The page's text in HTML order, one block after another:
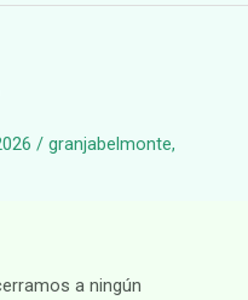
/ granjabelmonte,
a ningún